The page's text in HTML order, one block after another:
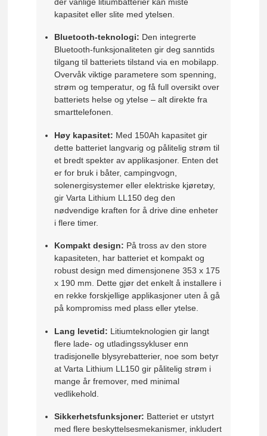
kapasitet eller slite med ytelsen.
Bluetooth-teknologi: Den integrerte
Bluetooth-funksjonaliteten gir deg sanntids
tilgang til batteriets tilstand via en mobilapp.
Overvåk viktige parametere som spenning,
strøm og temperatur, og få full oversikt over
batteriets helse og ytelse – alt direkte fra
smarttelefonen.
Høy kapasitet: Med 150Ah kapasitet gir
dette batteriet langvarig og pålitelig strøm til
et bredt spekter av applikasjoner. Enten det
er for bruk i båter, campingvogn,
solenergisystemer eller elektriske kjøretøy,
gir Varta Lithium LL150 deg den
nødvendige kraften for å drive dine enheter
i flere timer.
Kompakt design: På tross av den store
kapasiteten, har batteriet et kompakt og
robust design med dimensjonene 353 x 175
x 190 mm. Dette gjør det enkelt å installere i
en rekke forskjellige applikasjoner uten å gå
på kompromiss med plass eller ytelse.
Lang levetid: Litiumteknologien gir langt
flere lade- og utladingssykluser enn
tradisjonelle blysyrebatterier, noe som betyr
at Varta Lithium LL150 gir pålitelig strøm i
mange år fremover, med minimal
vedlikehold.
Sikkerhetsfunksjoner: Batteriet er utstyrt
med flere beskyttelsesmekanismer, inkludert